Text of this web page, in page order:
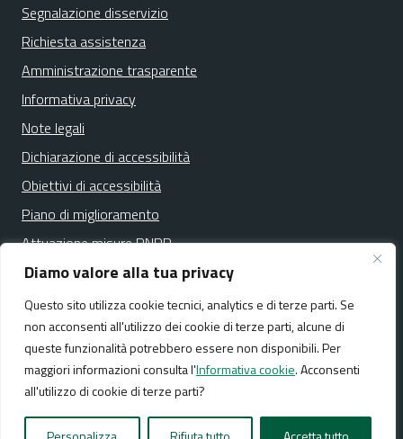
Diamo valore alla tua privacy
Questo sito utilizza cookie tecnici, analytics e di terze parti. Se
non acconsenti all'utilizzo dei cookie di terze parti, alcune di
queste funzionalità potrebbero essere non disponibili. Per
maggiori informazioni consulta l'Informativa cookie. Acconsenti
all'utilizzo di cookie di terze parti?
Segnalazione disservizio
Richiesta assistenza
Amministrazione trasparente
Informativa privacy
Note legali
Dichiarazione di accessibilità
Obiettivi di accessibilità
Piano di miglioramento
Attuazione misure PNRR
Media policy Mappa del sito
Realizzato da:NeMeA Sistemi Srl